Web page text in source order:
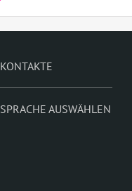
KONTAKTE
SPRACHE AUSWÄHLEN